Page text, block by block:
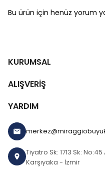
Bu ürün için henüz yorum
KURUMSAL
ALIŞVERİŞ
YARDIM
Tiyatro Sk: 1713 Sk: No:45
Karşıyaka - İzmir